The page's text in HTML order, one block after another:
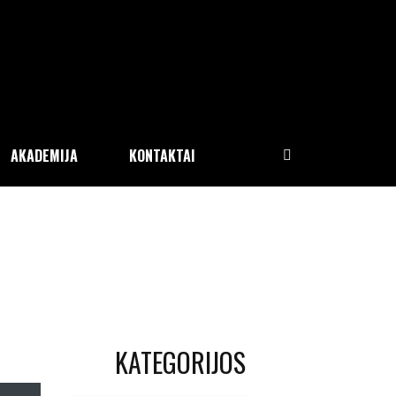
AKADEMIJA KONTAKTAI
KATEGORIJOS